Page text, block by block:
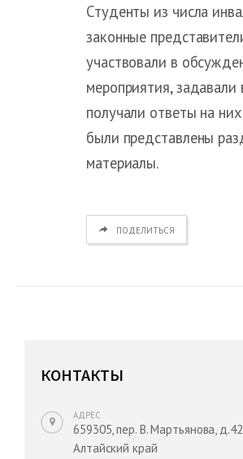
Студенты из числа
законные
участвовали в
мероприятия, задавали
получали ответы на
были представлены
материалы.
ПОДЕЛИТЬСЯ
КОНТАКТЫ
АДРЕС
659305, пер. В. Мартьянова, д.42,
Алтайский край